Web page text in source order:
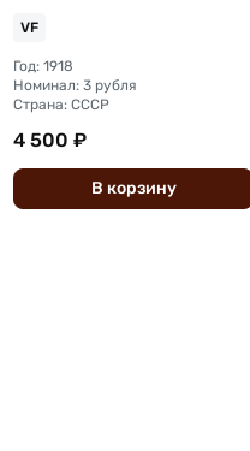
сельскохозяйственных
складов
VF
Год: 1918
Номинал: 3 рубля
Страна: СССР
4 500 ₽
В корзину